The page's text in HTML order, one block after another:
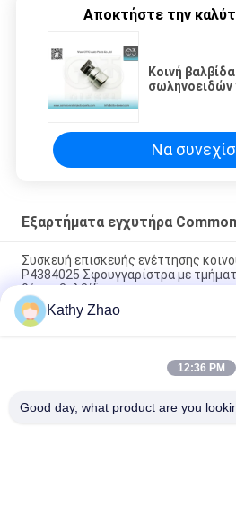
Αποκτήστε την
Κοινή
σωληνοειδών
Να
Εξαρτήματα εγχυτήρα
Συσκευή επισκευής ενέττησης
P4384025 Σφουγγαρίστρα με
θέσης βαλβίδας
Γνήσιοι κοινοί εγχυτήρες
649#/880# καυσίμων diesel Denso
Κιτ επισκευής M11 Common Rail για
Kathy Zhao
12:36 PM
Good day, what product are you